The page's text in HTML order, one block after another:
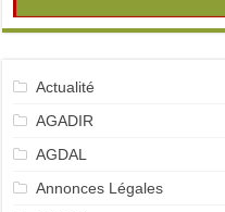
Actualité
AGADIR
AGDAL
Annonces Légales